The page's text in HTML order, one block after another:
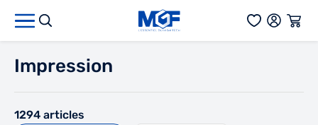
Impression
1294 articles